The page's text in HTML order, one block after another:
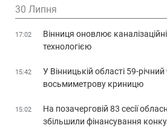
30 Липня
17:02
Вінниця оновлює
технологією
15:42
У Вінницькій області 59-
восьмиметрову криницю
15:02
На позачерговій 83 сесії
збільшили фінансування